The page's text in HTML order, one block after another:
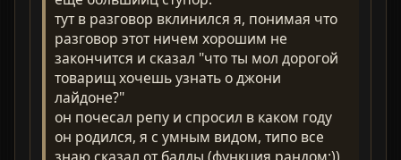
тут в разговор вклинился я, понимая что
разговор этот ничем хорошим не
закончится и сказал "что ты мол дорогой
товарищ хочешь узнать о джони
лайдоне?"
он почесал репу и спросил в каком году
он родился, я с умным видом, типо все